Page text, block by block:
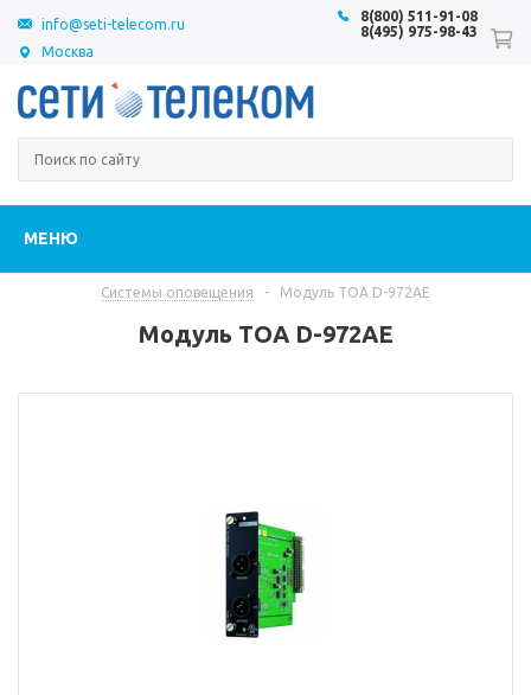
Москва
8(800) 511-91-08
8(495) 975-98-43
info@seti-telecom.ru
МЕНЮ
Системы оповещения - Модуль TOA D-972AE
Модуль TOA D-972AE